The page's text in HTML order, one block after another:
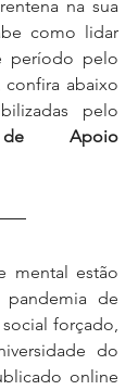
na sua
como lidar
período pelo
confira abaixo
pelo
Apoio
mental estão
pandemia de
forçado,
do
online